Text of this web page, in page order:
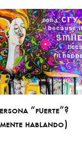
“fuerte”?
hablando)